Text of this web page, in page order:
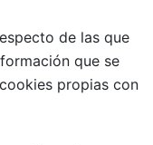
de las que
que se
propias con